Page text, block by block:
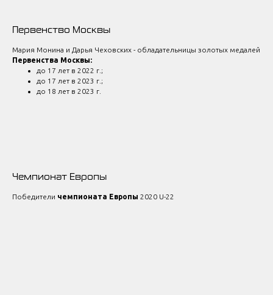
Первенство Москвы
Мария Монина и Дарья Чеховских - обладательницы золотых медалей
Первенства Москвы:
до 17 лет в 2022 г.;
до 17 лет в 2023 г.;
до 18 лет в 2023 г.
Чемпионат Европы
Победители чемпионата Европы 2020 U-22